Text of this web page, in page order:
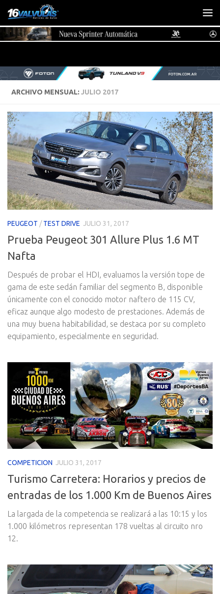
Saltar al contenido
ARCHIVO MENSUAL: JULIO 2017
PEUGEOT /TEST DRIVE JULIO 31, 2017
Prueba Peugeot 301 Allure Plus 1.6 MT
Nafta
Después de probar el HDI, evaluamos la versión tope de
gama de este sedán familiar del segmento B, disponible
únicamente con el conocido motor naftero de 115 CV,
eficaz aunque algo modesto de prestaciones. Además de
una muy buena habitabilidad, se destaca por su completo
equipamiento, especialmente en seguridad.
COMPETICION JULIO 31, 2017
Turismo Carretera: Horarios y precios de
entradas de los 1.000 Km de Buenos Aires
La largada de la competencia se realizará a las 10:15 y los
1.000 kilómetros representan 178 vueltas al circuito nro
12.